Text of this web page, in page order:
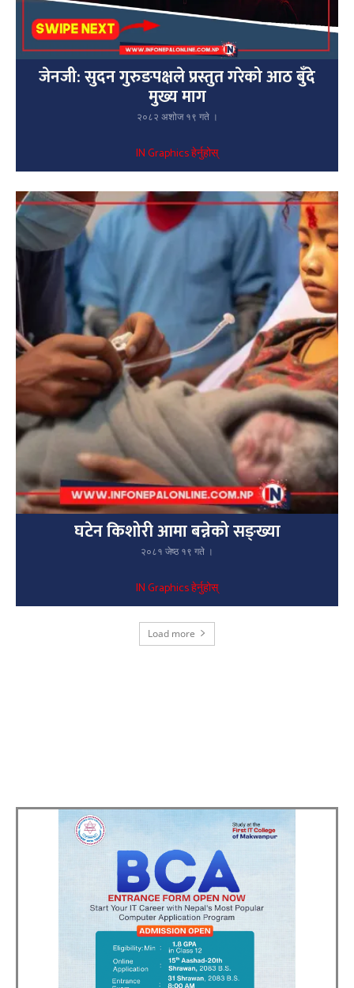
जेनजी: सुदन गुरुङपक्षले प्रस्तुत गरेको आठ बुँदे
मुख्य माग
२०८२ अशोज १९ गते ।
IN Graphics हेर्नुहोस्
घटेन किशोरी आमा बन्नेको सङ्ख्या
२०८१ जेष्ठ १९ गते ।
IN Graphics हेर्नुहोस्
Load more